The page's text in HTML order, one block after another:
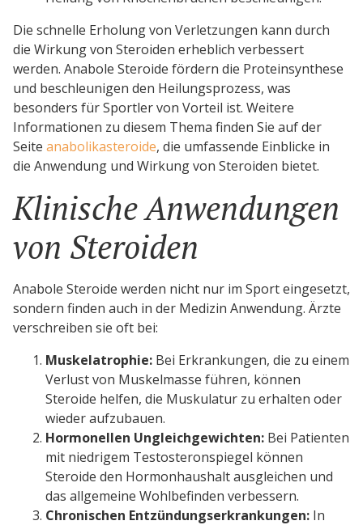
Die schnelle Erholung von Verletzungen kann durch
die Wirkung von Steroiden erheblich verbessert
werden. Anabole Steroide fördern die Proteinsynthese
und beschleunigen den Heilungsprozess, was
besonders für Sportler von Vorteil ist. Weitere
Informationen zu diesem Thema finden Sie auf der
Seite anabolikasteroide, die umfassende Einblicke in
die Anwendung und Wirkung von Steroiden bietet.
Klinische Anwendungen
von Steroiden
Anabole Steroide werden nicht nur im Sport eingesetzt,
sondern finden auch in der Medizin Anwendung. Ärzte
verschreiben sie oft bei:
Muskelatrophie: Bei Erkrankungen, die zu einem
Verlust von Muskelmasse führen, können
Steroide helfen, die Muskulatur zu erhalten oder
wieder aufzubauen.
Hormonellen Ungleichgewichten: Bei Patienten
mit niedrigem Testosteronspiegel können
Steroide den Hormonhaushalt ausgleichen und
das allgemeine Wohlbefinden verbessern.
Chronischen Entzündungserkrankungen: In